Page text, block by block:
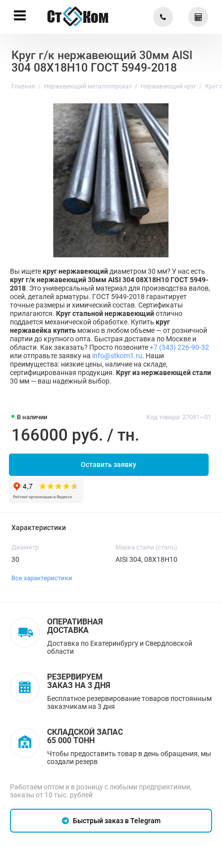
Круг г/к нержавеющий 30мм AISI
304 08Х18Н10 ГОСТ 5949-2018
Главная Нержавеющий металлопрокат Нержавеющий круг Круг
В наличии Код товара: 27081~01
166000 руб. / тн.
Оставить заявку
Вы ищете круг нержавеющийдиаметром 30 мм? У нас есть
круг г/к нержавеющий 30мм AISI 304 08Х18Н10 ГОСТ 5949-
2018. Это универсальный материал для производства валов,
осей, деталей арматуры. ГОСТ 5949-2018 гарантирует
точные размеры и химический состав. Сертификаты
прилагаются. Круг стальной нержавеющийотлично
поддается механической обработке. Купить круг
нержавейка купить можно в любом объеме — от розничной
партии до крупного опта. Быстрая доставка по Москве и
области. Как заказать? Просто позвоните+7 (343) 226-90-32
или отправьте заявку на info@stkom1.ru. Наши
преимущества: низкие цены, наличие на складе,
сертифицированная продукция. Круг из нержавеющей стали
30 мм — ваш надежный выбор.
Характеристики
Диаметр
30
Марка стали (сталь)
AISI 304, 08Х18Н10
Все характеристики
ОПЕРАТИВНАЯ
ДОСТАВКА
Доставка по Екатеринбургу и Свердловской
области
РЕЗЕРВИРУЕМ
ЗАКАЗ НА 3 ДНЯ
Бесплатное резервирование товаров постоянным
заказчикам на 3 дня
СКЛАДСКОЙ ЗАПАС
65 000 ТОНН
Чтобы предоставить товар в день обращения, мы
создали резерв
Работаем оптом и в розницу с любыми предприятиями,
заказы от 10 тыс. рублей
Быстрый заказ в Telegram